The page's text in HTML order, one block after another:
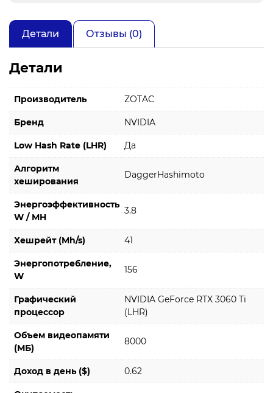
Детали Отзывы (0)
Детали
Производитель ZOTAC
Бренд NVIDIA
Low Hash Rate (LHR) Да
Алгоритм
хеширования
DaggerHashimoto
Энергоэффективность
W / MH
3.8
Хешрейт (Mh/s) 41
Энергопотребление,
W
156
Графический
процессор
NVIDIA GeForce RTX 3060 Ti
(LHR)
Объем видеопамяти
(МБ)
8000
Доход в день ($) 0.62